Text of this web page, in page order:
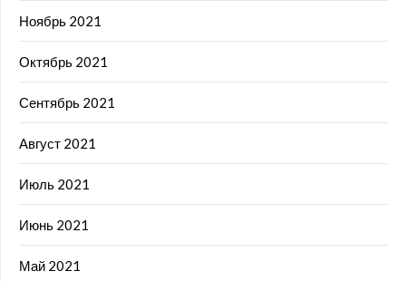
Ноябрь 2021
Октябрь 2021
Сентябрь 2021
Август 2021
Июль 2021
Июнь 2021
Май 2021